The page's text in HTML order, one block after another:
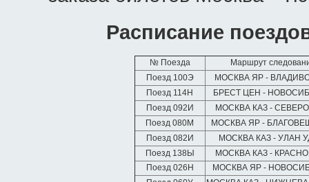
Расписание
№ Поезда
Маршрут
Поезд 100Э
МОСКВА ЯР -
Поезд 114Н
БРЕСТ ЦЕН -
Поезд 092И
МОСКВА КАЗ -
Поезд 080М
МОСКВА ЯР -
Поезд 082И
МОСКВА КАЗ - УЛАН
Поезд 138Ы
МОСКВА КАЗ -
Поезд 026Н
МОСКВА ЯР -